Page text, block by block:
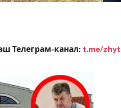
Телеграм-канал: t.me/